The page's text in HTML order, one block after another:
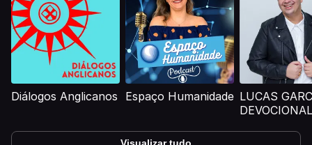
Diálogos Anglicanos Espaço Humanidade LUCAS
DEVOCIONAL